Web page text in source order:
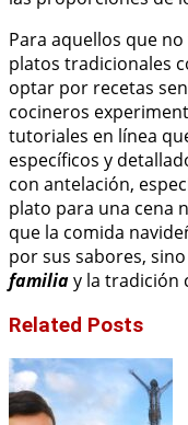
Para aquellos que
platos tradicionales
optar por recetas
cocineros
tutoriales en línea
específicos y
con antelación,
plato para una cena
que la comida
por sus sabores,
familiay la tradición
Related Posts